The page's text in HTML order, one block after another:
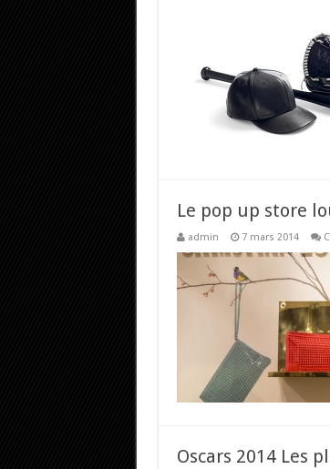
Le pop up store
admin 7 mars 2014
Oscars 2014 Les